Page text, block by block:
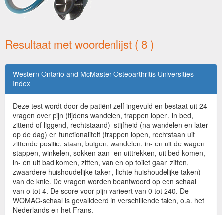
Resultaat met woordenlijst ( 8 )
Western Ontario and McMaster Osteoarthritis Universities
Index
Deze test wordt door de patiënt zelf ingevuld en bestaat uit 24
vragen over pijn (tijdens wandelen, trappen lopen, in bed,
zittend of liggend, rechtstaand), stijfheid (na wandelen en later
op de dag) en functionaliteit (trappen lopen, rechtstaan uit
zittende positie, staan, buigen, wandelen, in- en uit de wagen
stappen, winkelen, sokken aan- en uittrekken, uit bed komen,
in- en uit bad komen, zitten, van en op toilet gaan zitten,
zwaardere huishoudelijke taken, lichte huishoudelijke taken)
van de knie. De vragen worden beantwoord op een schaal
van o tot 4. De score voor pijn varieert van 0 tot 240. De
WOMAC-schaal is gevalideerd in verschillende talen, o.a. het
Nederlands en het Frans.